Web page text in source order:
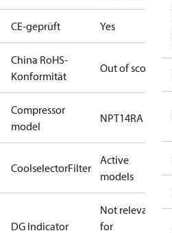
CE-geprüft Yes
China RoHS-
Konformität
Out of scope
Compressor
model
NPT14RA
CoolselectorFilter
Active
models
DG Indicator
Not relevant
for